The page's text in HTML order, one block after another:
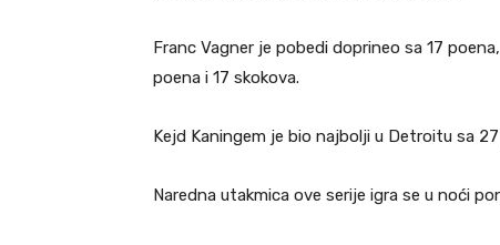
Franc Vagner je pobedi doprineo sa 17
poena i 17 skokova.
Kejd Kaningem je bio najbolji u Detroitu sa
Naredna utakmica ove serije igra se u noći